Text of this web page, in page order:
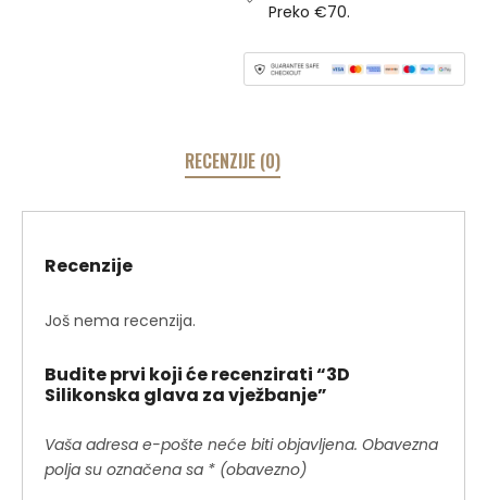
Preko €70.
RECENZIJE (0)
Recenzije
Još nema recenzija.
Budite prvi koji će recenzirati “3D
Silikonska glava za vježbanje”
Vaša adresa e-pošte neće biti objavljena. Obavezna
polja su označena sa * (obavezno)